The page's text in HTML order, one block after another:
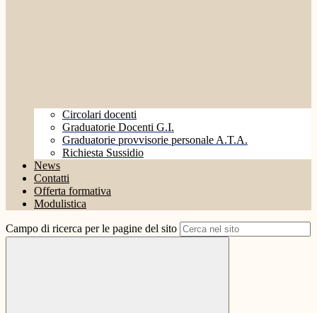
Circolari docenti
Graduatorie Docenti G.I.
Graduatorie provvisorie personale A.T.A.
Richiesta Sussidio
News
Contatti
Offerta formativa
Modulistica
Campo di ricerca per le pagine del sito